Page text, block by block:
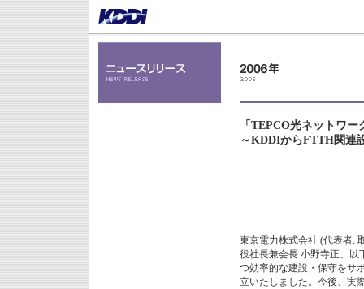
「TEPCO光ネットワ
～KDDIからFTTH関連
東京電力株式会社 (代表者:
役社長兼会長 小野寺正、以
つ効率的な建設・保守をサ
立いたしました。今後、実